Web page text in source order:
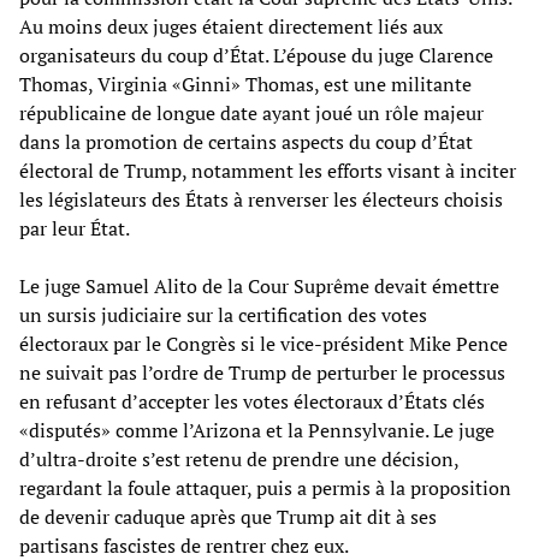
Au moins deux juges étaient directement liés aux
organisateurs du coup d’État. L’épouse du juge Clarence
Thomas, Virginia «Ginni» Thomas, est une militante
républicaine de longue date ayant joué un rôle majeur
dans la promotion de certains aspects du coup d’État
électoral de Trump, notamment les efforts visant à inciter
les législateurs des États à renverser les électeurs choisis
par leur État.
Le juge Samuel Alito de la Cour Suprême devait émettre
un sursis judiciaire sur la certification des votes
électoraux par le Congrès si le vice-président Mike Pence
ne suivait pas l’ordre de Trump de perturber le processus
en refusant d’accepter les votes électoraux d’États clés
«disputés» comme l’Arizona et la Pennsylvanie. Le juge
d’ultra-droite s’est retenu de prendre une décision,
regardant la foule attaquer, puis a permis à la proposition
de devenir caduque après que Trump ait dit à ses
partisans fascistes de rentrer chez eux.